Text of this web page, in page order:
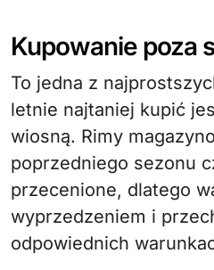
Kupowanie poza
To jedna z
letnie najtaniej kupić
wiosną. Rimy
poprzedniego sezonu
przecenione, dlatego
wyprzedzeniem i
odpowiednich